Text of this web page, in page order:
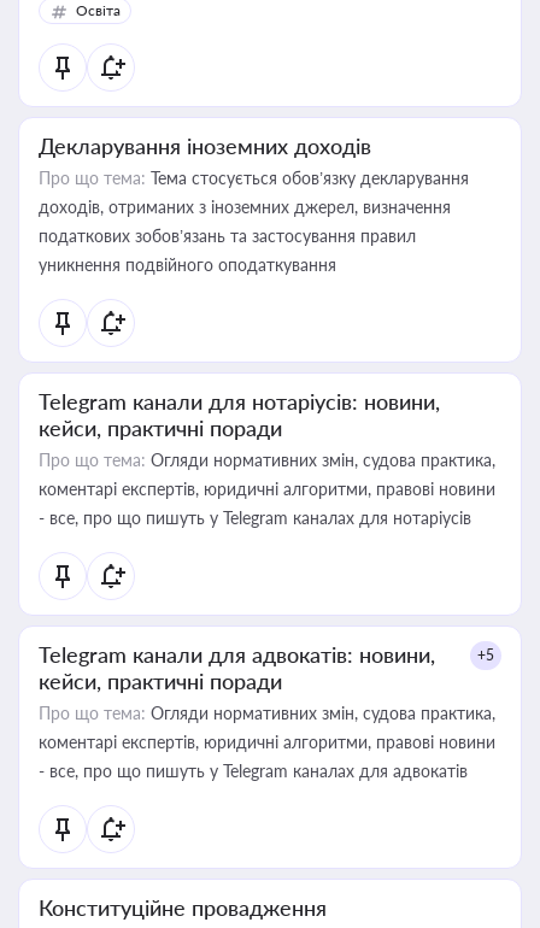
Освіта
Декларування іноземних доходів
Про що тема: Тема стосується обов’язку декларування
доходів, отриманих з іноземних джерел, визначення
податкових зобов’язань та застосування правил
уникнення подвійного оподаткування
Telegram канали для нотаріусів: новини,
кейси, практичні поради
Про що тема: Огляди нормативних змін, судова практика,
коментарі експертів, юридичні алгоритми, правові новини
- все, про що пишуть у Telegram каналах для нотаріусів
Telegram канали для адвокатів: новини,
кейси, практичні поради
+5
Про що тема: Огляди нормативних змін, судова практика,
коментарі експертів, юридичні алгоритми, правові новини
- все, про що пишуть у Telegram каналах для адвокатів
Конституційне провадження